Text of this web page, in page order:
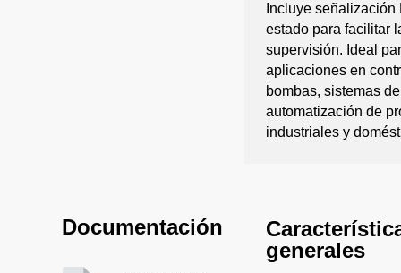
Incluye señalización
estado para facilitar
supervisión. Ideal
aplicaciones en
bombas, sistemas
automatización de
industriales y
Documentación
generales